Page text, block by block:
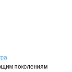
поколениям